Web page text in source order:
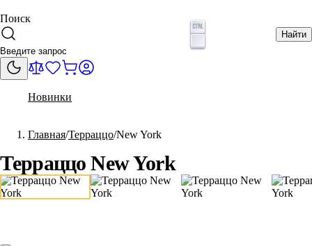
Поиск
Найти
Новинки
Главная Терраццо New York
Терраццо New York